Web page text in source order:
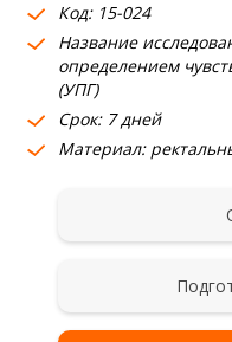
О компании
Где сдать
Партнерам
Код: 15-024
Название
определением
(УПГ)
Срок: 7 дней
Материал: